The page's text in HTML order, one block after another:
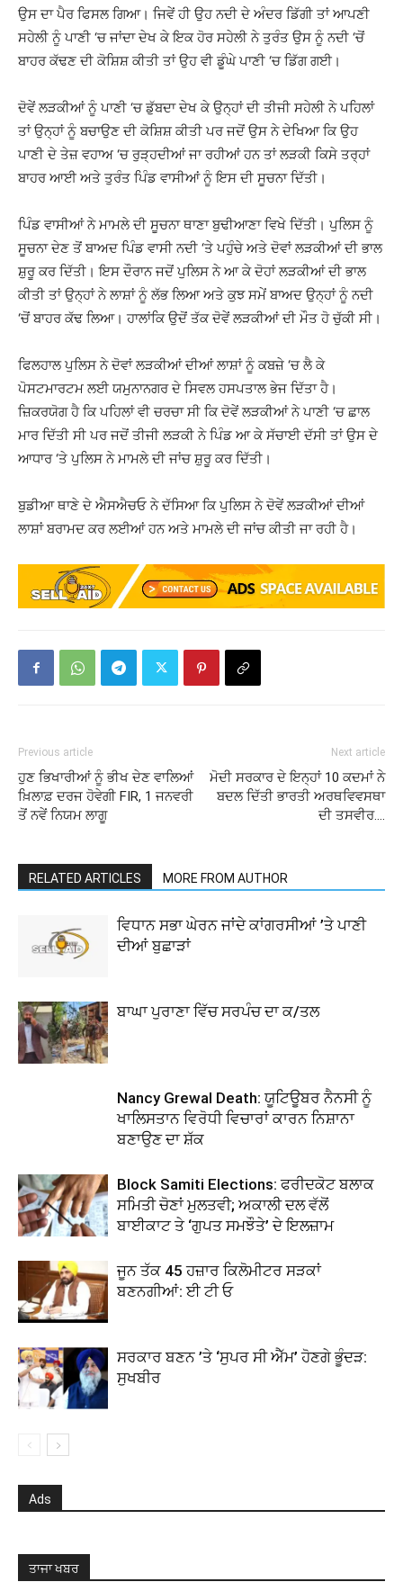
ਉਸ ਦਾ ਪੈਰ ਫਿਸਲ ਗਿਆ। ਜਿਵੇਂ ਹੀ ਉਹ ਨਦੀ ਦੇ ਅੰਦਰ ਡਿੱਗੀ ਤਾਂ ਆਪਣੀ
ਸਹੇਲੀ ਨੂੰ ਪਾਣੀ ‘ਚ ਜਾਂਦਾ ਦੇਖ ਕੇ ਇਕ ਹੋਰ ਸਹੇਲੀ ਨੇ ਤੁਰੰਤ ਉਸ ਨੂੰ ਨਦੀ ‘ਚੋਂ
ਬਾਹਰ ਕੱਢਣ ਦੀ ਕੋਸ਼ਿਸ਼ ਕੀਤੀ ਤਾਂ ਉਹ ਵੀ ਡੂੰਘੇ ਪਾਣੀ ‘ਚ ਡਿੱਗ ਗਈ।
ਦੋਵੇਂ ਲੜਕੀਆਂ ਨੂੰ ਪਾਣੀ ‘ਚ ਡੁੱਬਦਾ ਦੇਖ ਕੇ ਉਨ੍ਹਾਂ ਦੀ ਤੀਜੀ ਸਹੇਲੀ ਨੇ ਪਹਿਲਾਂ
ਤਾਂ ਉਨ੍ਹਾਂ ਨੂੰ ਬਚਾਉਣ ਦੀ ਕੋਸ਼ਿਸ਼ ਕੀਤੀ ਪਰ ਜਦੋਂ ਉਸ ਨੇ ਦੇਖਿਆ ਕਿ ਉਹ
ਪਾਣੀ ਦੇ ਤੇਜ਼ ਵਹਾਅ ‘ਚ ਰੁੜ੍ਹਦੀਆਂ ਜਾ ਰਹੀਆਂ ਹਨ ਤਾਂ ਲੜਕੀ ਕਿਸੇ ਤਰ੍ਹਾਂ
ਬਾਹਰ ਆਈ ਅਤੇ ਤੁਰੰਤ ਪਿੰਡ ਵਾਸੀਆਂ ਨੂੰ ਇਸ ਦੀ ਸੂਚਨਾ ਦਿੱਤੀ।
ਪਿੰਡ ਵਾਸੀਆਂ ਨੇ ਮਾਮਲੇ ਦੀ ਸੂਚਨਾ ਥਾਣਾ ਬੁਢੀਆਣਾ ਵਿਖੇ ਦਿੱਤੀ। ਪੁਲਿਸ ਨੂੰ
ਸੂਚਨਾ ਦੇਣ ਤੋਂ ਬਾਅਦ ਪਿੰਡ ਵਾਸੀ ਨਦੀ ‘ਤੇ ਪਹੁੰਚੇ ਅਤੇ ਦੋਵਾਂ ਲੜਕੀਆਂ ਦੀ ਭਾਲ
ਸ਼ੁਰੂ ਕਰ ਦਿੱਤੀ। ਇਸ ਦੌਰਾਨ ਜਦੋਂ ਪੁਲਿਸ ਨੇ ਆ ਕੇ ਦੋਹਾਂ ਲੜਕੀਆਂ ਦੀ ਭਾਲ
ਕੀਤੀ ਤਾਂ ਉਨ੍ਹਾਂ ਨੇ ਲਾਸ਼ਾਂ ਨੂੰ ਲੱਭ ਲਿਆ ਅਤੇ ਕੁਝ ਸਮੇਂ ਬਾਅਦ ਉਨ੍ਹਾਂ ਨੂੰ ਨਦੀ
‘ਚੋਂ ਬਾਹਰ ਕੱਢ ਲਿਆ। ਹਾਲਾਂਕਿ ਉਦੋਂ ਤੱਕ ਦੋਵੇਂ ਲੜਕੀਆਂ ਦੀ ਮੌਤ ਹੋ ਚੁੱਕੀ ਸੀ।
ਫਿਲਹਾਲ ਪੁਲਿਸ ਨੇ ਦੋਵਾਂ ਲੜਕੀਆਂ ਦੀਆਂ ਲਾਸ਼ਾਂ ਨੂੰ ਕਬਜ਼ੇ ‘ਚ ਲੈ ਕੇ
ਪੋਸਟਮਾਰਟਮ ਲਈ ਯਮੁਨਾਨਗਰ ਦੇ ਸਿਵਲ ਹਸਪਤਾਲ ਭੇਜ ਦਿੱਤਾ ਹੈ।
ਜ਼ਿਕਰਯੋਗ ਹੈ ਕਿ ਪਹਿਲਾਂ ਵੀ ਚਰਚਾ ਸੀ ਕਿ ਦੋਵੇਂ ਲੜਕੀਆਂ ਨੇ ਪਾਣੀ ‘ਚ ਛਾਲ
ਮਾਰ ਦਿੱਤੀ ਸੀ ਪਰ ਜਦੋਂ ਤੀਜੀ ਲੜਕੀ ਨੇ ਪਿੰਡ ਆ ਕੇ ਸੱਚਾਈ ਦੱਸੀ ਤਾਂ ਉਸ ਦੇ
ਆਧਾਰ ‘ਤੇ ਪੁਲਿਸ ਨੇ ਮਾਮਲੇ ਦੀ ਜਾਂਚ ਸ਼ੁਰੂ ਕਰ ਦਿੱਤੀ।
ਬੁਡੀਆ ਥਾਣੇ ਦੇ ਐਸਐਚਓ ਨੇ ਦੱਸਿਆ ਕਿ ਪੁਲਿਸ ਨੇ ਦੋਵੇਂ ਲੜਕੀਆਂ ਦੀਆਂ
ਲਾਸ਼ਾਂ ਬਰਾਮਦ ਕਰ ਲਈਆਂ ਹਨ ਅਤੇ ਮਾਮਲੇ ਦੀ ਜਾਂਚ ਕੀਤੀ ਜਾ ਰਹੀ ਹੈ।
Previous article
ਹੁਣ ਭਿਖਾਰੀਆਂ ਨੂੰ ਭੀਖ ਦੇਣ ਵਾਲਿਆਂ
ਖ਼ਿਲਾਫ਼ ਦਰਜ ਹੋਵੇਗੀ FIR, 1 ਜਨਵਰੀ
ਤੋਂ ਨਵੇਂ ਨਿਯਮ ਲਾਗੂ
Next article
ਮੋਦੀ ਸਰਕਾਰ ਦੇ ਇਨ੍ਹਾਂ 10 ਕਦਮਾਂ ਨੇ
ਬਦਲ ਦਿੱਤੀ ਭਾਰਤੀ ਅਰਥਵਿਵਸਥਾ
ਦੀ ਤਸਵੀਰ….
RELATED ARTICLES MORE FROM AUTHOR
ਵਿਧਾਨ ਸਭਾ ਘੇਰਨ ਜਾਂਦੇ ਕਾਂਗਰਸੀਆਂ ’ਤੇ ਪਾਣੀ
ਦੀਆਂ ਬੁਛਾੜਾਂ
ਬਾਘਾ ਪੁਰਾਣਾ ਵਿੱਚ ਸਰਪੰਚ ਦਾ ਕ/ਤਲ
Nancy Grewal Death: ਯੂਟਿਊਬਰ ਨੈਨਸੀ ਨੂੰ
ਖਾਲਿਸਤਾਨ ਵਿਰੋਧੀ ਵਿਚਾਰਾਂ ਕਾਰਨ ਨਿਸ਼ਾਨਾ
ਬਣਾਉਣ ਦਾ ਸ਼ੱਕ
Block Samiti Elections: ਫਰੀਦਕੋਟ ਬਲਾਕ
ਸਮਿਤੀ ਚੋਣਾਂ ਮੁਲਤਵੀ; ਅਕਾਲੀ ਦਲ ਵੱਲੋਂ
ਬਾਈਕਾਟ ਤੇ ‘ਗੁਪਤ ਸਮਝੌਤੇ’ ਦੇ ਇਲਜ਼ਾਮ
ਜੂਨ ਤੱਕ 45 ਹਜ਼ਾਰ ਕਿਲੋਮੀਟਰ ਸੜਕਾਂ
ਬਣਨਗੀਆਂ: ਈ ਟੀ ਓ
ਸਰਕਾਰ ਬਣਨ ’ਤੇ ‘ਸੁਪਰ ਸੀ ਐੱਮ’ ਹੋਣਗੇ ਭੂੰਦੜ:
ਸੁਖਬੀਰ
Ads
ਤਾਜਾ ਖਬਰ